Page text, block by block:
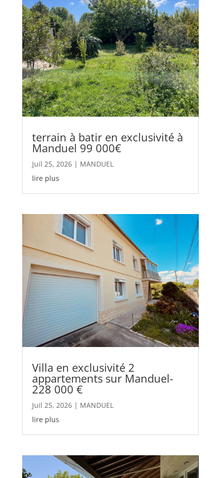
terrain à batir en exclusivité à
Manduel 99 000€
Juil 25, 2026| MANDUEL
lire plus
Villa en exclusivité 2
appartements sur Manduel-
228 000 €
Juil 25, 2026| MANDUEL
lire plus